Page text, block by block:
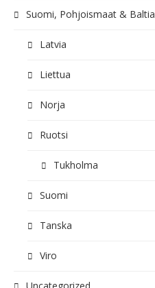
Suomi, Pohjoismaat & Baltia
Latvia
Liettua
Norja
Ruotsi
Tukholma
Suomi
Tanska
Viro